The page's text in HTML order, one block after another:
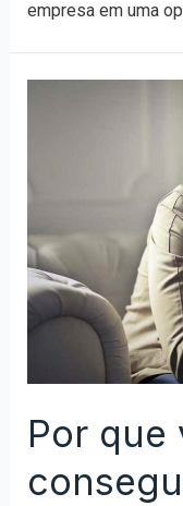
empresa em uma
Por que